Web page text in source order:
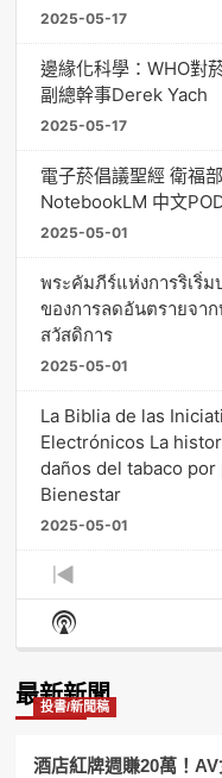
2025-05-17
邊緣化科學：WHO對
副總幹事Derek Yach
2025-05-17
電子菸倡議聖經 衛福
NotebookLM 中文
2025-05-01
พระคัมภีร์แห่งการริเริ่
ของการลดอันตรายจา
สวัสดิการ
2025-05-01
La Biblia de las
Electrónicos La
daños del tabaco
Bienestar
2025-05-01
Previous
Episode
Show
Podcast
最新新聞
投書/新聞稿
酒店紅牌週賺20萬！